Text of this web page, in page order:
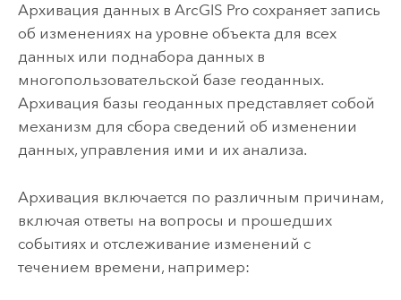
Архивация данных в ArcGIS Proсохраняет запись
об изменениях на уровне объекта для всех
данных или поднабора данных в
многопользовательской базе геоданных.
Архивация базы геоданных представляет собой
механизм для сбора сведений об изменении
данных, управления ими и их анализа.
Архивация включается по различным причинам,
включая ответы на вопросы и прошедших
событиях и отслеживание изменений с
течением времени, например: